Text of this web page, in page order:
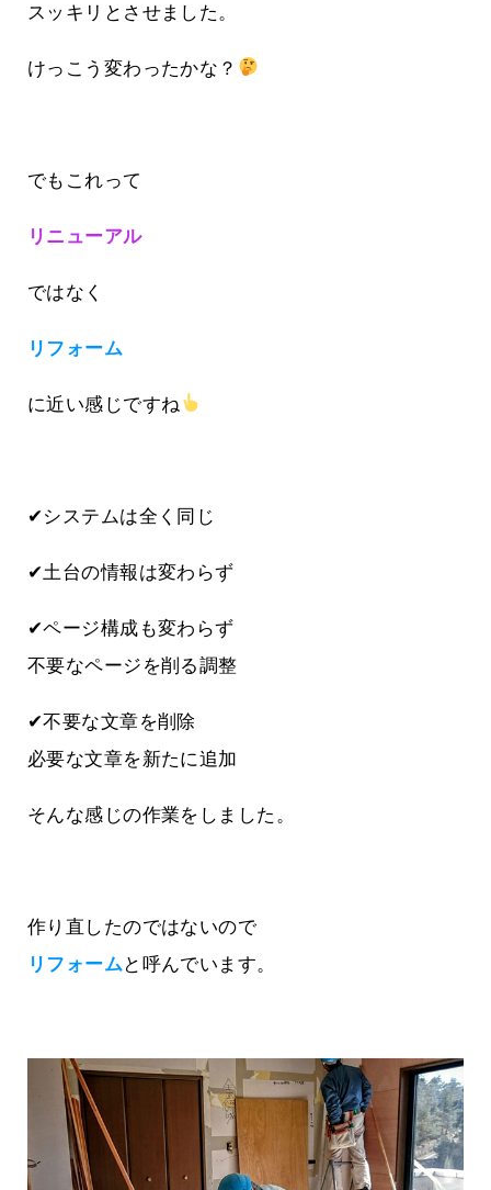
スッキリとさせました。
けっこう変わったかな？
でもこれって
リニューアル
ではなく
リフォーム
に近い感じですね
✔システムは全く同じ
✔土台の情報は変わらず
✔ページ構成も変わらず
不要なページを削る調整
✔不要な文章を削除
必要な文章を新たに追加
そんな感じの作業をしました。
作り直したのではないので
リフォーム と呼んでいます。